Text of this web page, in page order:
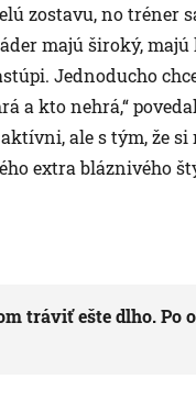
zostavu, no tréner
majú široký,
Jednoducho
a kto nehrá,“
ale s tým, že
extra bláznivého
tráviť ešte dlho. Po